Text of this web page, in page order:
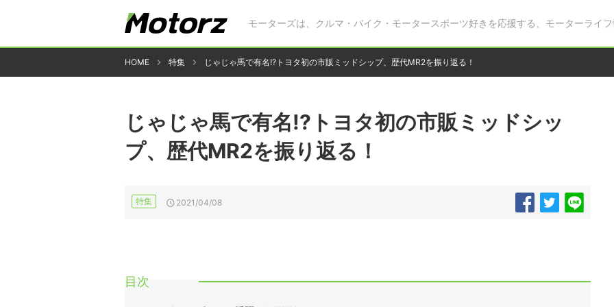
モーターズは、クルマ・バイク・モータースポーツ好きを応援する、モーターライフ
HOME 特集 じゃじゃ馬で有名!?トヨタ初の市販ミッドシップ、歴代MR2を振り返る！
じゃじゃ馬で有名!?トヨタ初の市販ミッドシッ
プ、歴代MR2を振り返る！
特集 2021/04/08
目次